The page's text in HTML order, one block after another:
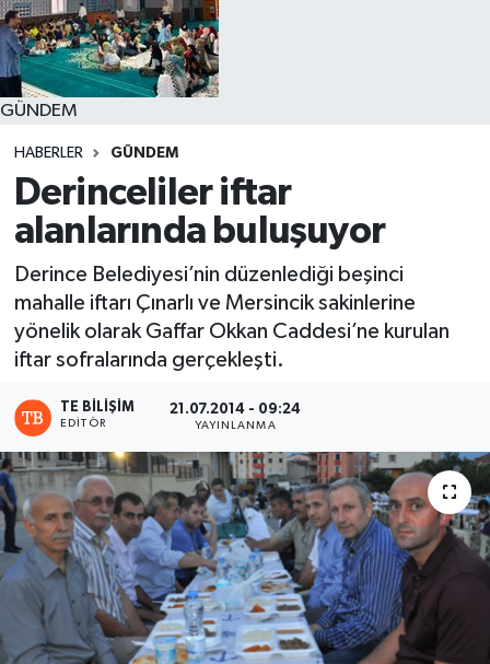
GÜNDEM
HABERLER GÜNDEM
Derinceliler iftar
alanlarında buluşuyor
Derince Belediyesi’nin düzenlediği beşinci
mahalle iftarı Çınarlı ve Mersincik sakinlerine
yönelik olarak Gaffar Okkan Caddesi’ne kurulan
iftar sofralarında gerçekleşti.
TE BILIŞIM
EDITÖR
21.07.2014 - 09:24
YAYINLANMA